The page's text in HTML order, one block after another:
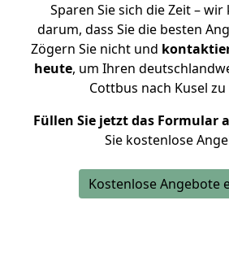
Sparen Sie sich die Zeit –
darum, dass Sie die besten
Zögern Sie nicht und
heute, um Ihren
Cottbus nach Kusel
Füllen Sie jetzt das Formular
Sie kostenlose
Kostenlose Angebote